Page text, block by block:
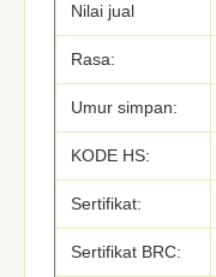
Nilai jual
Rasa:
Umur simpan:
KODE HS:
Sertifikat:
Sertifikat BRC: